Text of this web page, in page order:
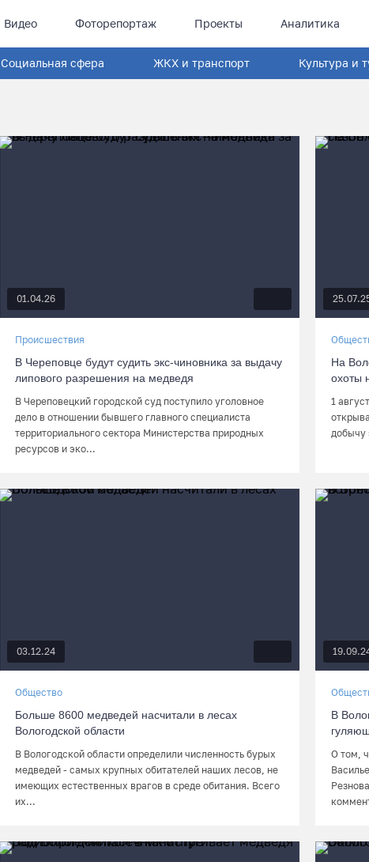
Видео Фоторепортаж Проекты Аналитика
Социальная сфера ЖКХ и транспорт Культура и
01.04.26
Происшествия
В Череповце будут судить экс-чиновника за выдачу
липового разрешения на медведя
В Череповецкий городской суд поступило уголовное
дело в отношении бывшего главного специалиста
территориального сектора Министерства природных
ресурсов и эко...
На
охоты
1
добычу
03.12.24
Общество
Больше 8600 медведей насчитали в лесах
Вологодской области
В Вологодской области определили численность бурых
медведей - самых крупных обитателей наших лесов, не
имеющих естественных врагов в среде обитания. Всего
их...
В
О том,